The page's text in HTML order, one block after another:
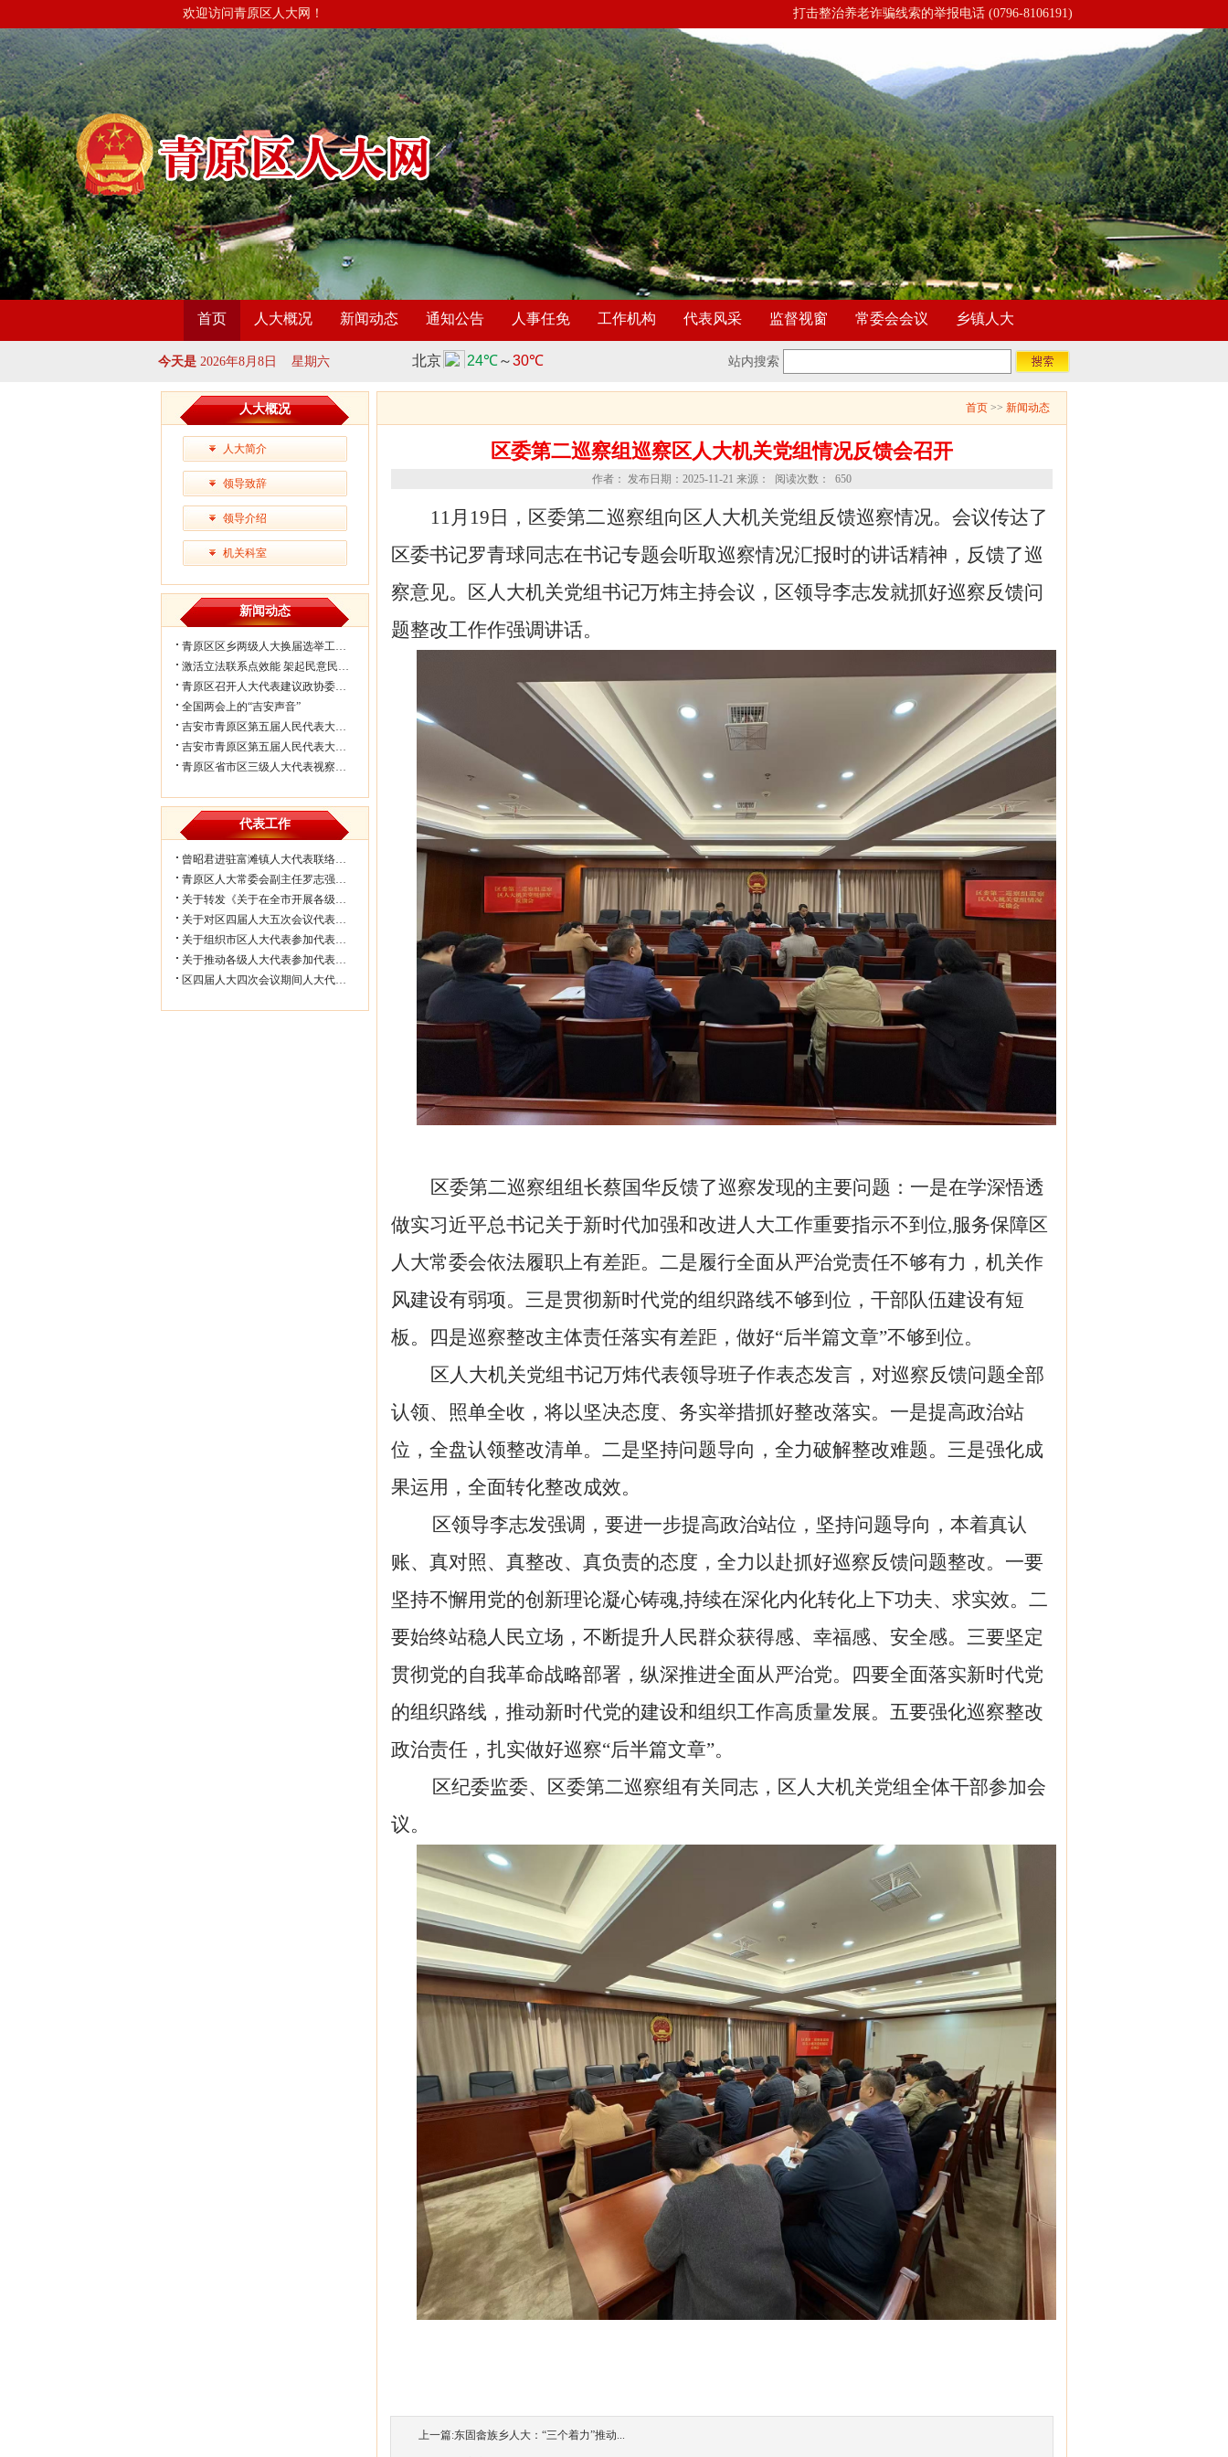
欢迎访问青原区人大网！ 打击整治养老诈骗线索的举报电话 (0796-8106191)
首页 人大概况 新闻动态 通知公告 人事任免 工作机构 代表风采 监督视窗 常委会会议 乡镇人大
今天是 2026年8月8日 星期六 站内搜索
人大概况
人大简介
领导致辞
领导介绍
机关科室
新闻动态
青原区区乡两级人大换届选举工作会议...
激活立法联系点效能 架起民意民生连...
青原区召开人大代表建议政协委员提案...
全国两会上的“吉安声音”
吉安市青原区第五届人民代表大会第七...
吉安市青原区第五届人民代表大会第七...
青原区省市区三级人大代表视察民生实...
代表工作
曾昭君进驻富滩镇人大代表联络工作站...
青原区人大常委会副主任罗志强带队赴...
关于转发《关于在全市开展各级人大代...
关于对区四届人大五次会议代表所提部...
关于组织市区人大代表参加代表联络工...
关于推动各级人大代表参加代表联络工...
区四届人大四次会议期间人大代表审议...
首页 >> 新闻动态
区委第二巡察组巡察区人大机关党组情况反馈会召开
作者： 发布日期：2025-11-21 来源： 阅读次数： 650
11月19日，区委第二巡察组向区人大机关党组反馈巡察情况。会议传达了
区委书记罗青球同志在书记专题会听取巡察情况汇报时的讲话精神，反馈了巡
察意见。区人大机关党组书记万炜主持会议，区领导李志发就抓好巡察反馈问
题整改工作作强调讲话。
区委第二巡察组组长蔡国华反馈了巡察发现的主要问题：一是在学深悟透
做实习近平总书记关于新时代加强和改进人大工作重要指示不到位,服务保障区
人大常委会依法履职上有差距。二是履行全面从严治党责任不够有力，机关作
风建设有弱项。三是贯彻新时代党的组织路线不够到位，干部队伍建设有短
板。四是巡察整改主体责任落实有差距，做好“后半篇文章”不够到位。
区人大机关党组书记万炜代表领导班子作表态发言，对巡察反馈问题全部
认领、照单全收，将以坚决态度、务实举措抓好整改落实。一是提高政治站
位，全盘认领整改清单。二是坚持问题导向，全力破解整改难题。三是强化成
果运用，全面转化整改成效。
区领导李志发强调，要进一步提高政治站位，坚持问题导向，本着真认
账、真对照、真整改、真负责的态度，全力以赴抓好巡察反馈问题整改。一要
坚持不懈用党的创新理论凝心铸魂,持续在深化内化转化上下功夫、求实效。二
要始终站稳人民立场，不断提升人民群众获得感、幸福感、安全感。三要坚定
贯彻党的自我革命战略部署，纵深推进全面从严治党。 四要全面落实新时代党
的组织路线，推动新时代党的建设和组织工作高质量发展。五要强化巡察整改
政治责任，扎实做好巡察“后半篇文章”。
区纪委监委、区委第二巡察组有关同志， 区人大机关党组全体干部参加会
议。
上一篇:东固畲族乡人大：“三个着力”推动...